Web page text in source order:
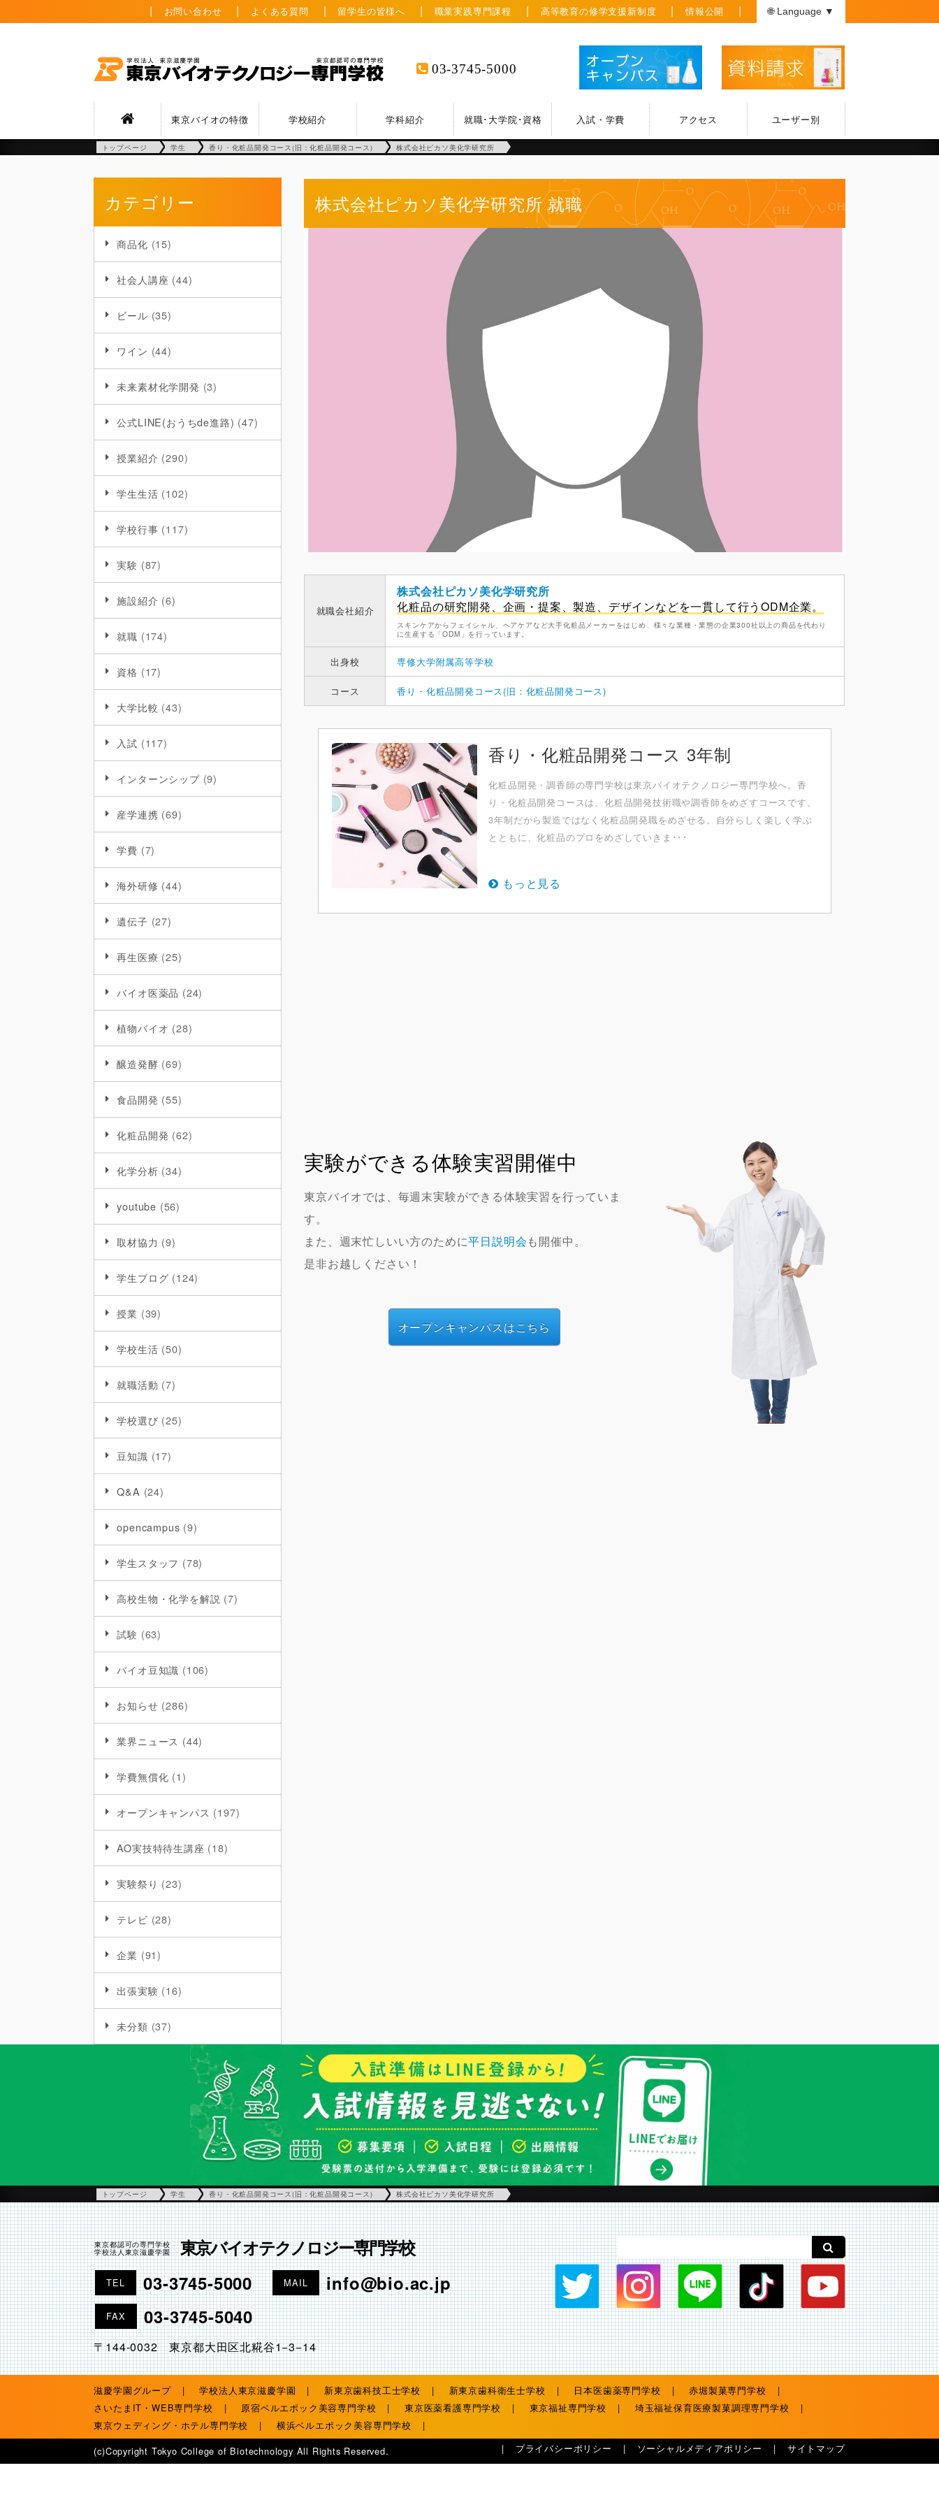
お問い合わせ よくある質問 留学生の皆様へ 職業実践専門課程 高等教育の修学支援新制度 情報公開 🌐 Language ▼
03-3745-5000
東京バイオの特徴 学校紹介 学科紹介 就職･大学院･資格 入試・学費 アクセス ユーザー別
トップページ 学生 香り・化粧品開発コース(旧：化粧品開発コース) 株式会社ピカソ美化学研究所
カテゴリー
商品化 (15)
社会人講座 (44)
ビール (35)
ワイン (44)
未来素材化学開発 (3)
公式LINE(おうちde進路) (47)
授業紹介 (290)
学生生活 (102)
学校行事 (117)
実験 (87)
施設紹介 (6)
就職 (174)
資格 (17)
大学比較 (43)
入試 (117)
インターンシップ(9)
産学連携 (69)
学費 (7)
海外研修 (44)
遺伝子 (27)
再生医療 (25)
バイオ医薬品 (24)
植物バイオ (28)
醸造発酵 (69)
食品開発 (55)
化粧品開発 (62)
化学分析 (34)
youtube (56)
取材協力 (9)
学生ブログ (124)
授業 (39)
学校生活 (50)
就職活動 (7)
学校選び (25)
豆知識 (17)
Q&A (24)
opencampus (9)
学生スタッフ (78)
高校生物・化学を解説 (7)
試験 (63)
バイオ豆知識 (106)
お知らせ (286)
業界ニュース (44)
学費無償化 (1)
オープンキャンパス (197)
AO実技特待生講座 (18)
実験祭り (23)
テレビ (28)
企業 (91)
出張実験 (16)
未分類 (37)
株式会社ピカソ美化学研究所就職
就職会社紹介
株式会社ピカソ美化学研究所
化粧品の研究開発、企画・提案、製造、デザインなどを一貫して行うODM企業。
スキンケアからフェイシャル、ヘアケアなど大手化粧品メーカーをはじめ、様々な業種・業態の企業300社以上の商品を代わり
に生産する「ODM」を行っています。
出身校 専修大学附属高等学校
コース 香り・化粧品開発コース(旧：化粧品開発コース)
香り・化粧品開発コース 3年制
化粧品開発・調⾹師の専⾨学校は東京バイオテクノロジー専⾨学校へ。⾹
り・化粧品開発コースは、化粧品開発技術職や調⾹師をめざすコースです。
3年制だから製造ではなく化粧品開発職をめざせる。⾃分らしく楽しく学ぶ
とともに、化粧品のプロをめざしていきま･･･
もっと見る
実験ができる体験実習開催中
東京バイオでは、毎週末実験ができる体験実習を行っていま
す。
また、週末忙しいい方のために平日説明会も開催中。
是非お越しください！
オープンキャンパスはこちら
トップページ 学生 香り・化粧品開発コース(旧：化粧品開発コース) 株式会社ピカソ美化学研究所
東京都認可の専門学校
学校法人東京滋慶学園
東京バイオテクノロジー専門学校
TEL 03-3745-5000 MAIL info@bio.ac.jp
FAX 03-3745-5040
〒144-0032 東京都大田区北糀谷1−3−14
滋慶学園グループ 学校法人東京滋慶学園 新東京歯科技工士学校 新東京歯科衛生士学校 日本医歯薬専門学校
赤堀製菓専門学校
さいたまIT・WEB専門学校
原宿ベルエポック美容専門学校 東京医薬看護専門学校 東京福祉専門学校
埼玉福祉保育医療製菓調理専門学校
東京ウェディング・ホテル専門学校
横浜ベルエポック美容専門学校
サイトマップ
ソーシャルメディアポリシー
プライバシーポリシー
(c)Copyright Tokyo College of Biotechnology All Rights Reserved.